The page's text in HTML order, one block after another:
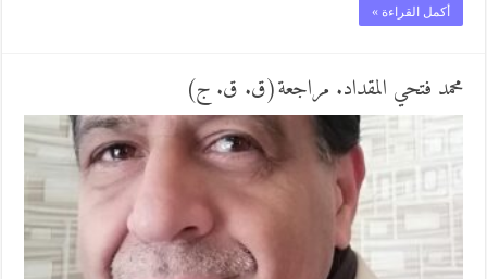
أكمل القراءة »
محمد فتحي المقداد. مراجعة(ق. ق. ج)